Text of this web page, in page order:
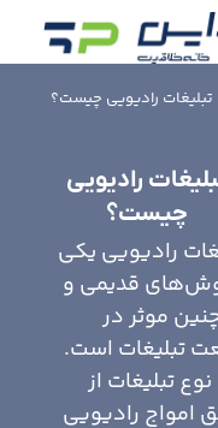
تبلیغات رادیویی چیست؟
رادیویی
چیست؟
رادیویی یکی
قدیمی و
موثر در
تبلیغات است.
تبلیغات از
امواج رادیویی